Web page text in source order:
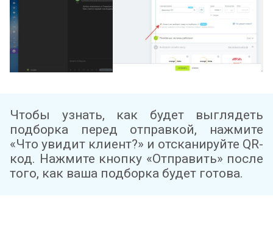
Чтобы узнать, как будет выглядеть
подборка перед отправкой, нажмите
«Что увидит клиент?» и отсканируйте QR-
код. Нажмите кнопку «Отправить» после
того, как ваша подборка будет готова.